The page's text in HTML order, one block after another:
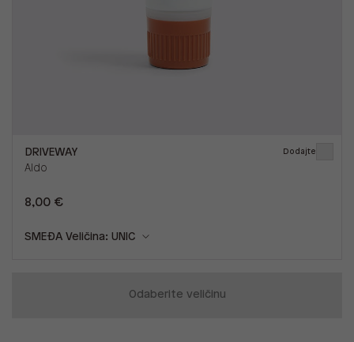
DRIVEWAY
Aldo
8,00 €
SMEĐA Veličina: UNIC
Dodajte
Odaberite veličinu